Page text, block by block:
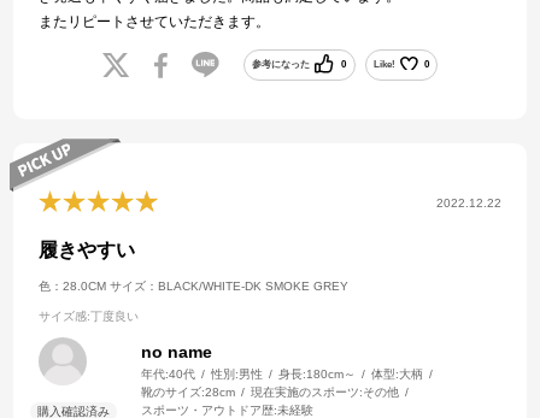
またリピートさせていただきます。
参考になった 0 Like! 0
2022.12.22
履きやすい
色：28.0CM サイズ：BLACK/WHITE-DK SMOKE GREY
サイズ感:丁度良い
no name
年代:40代 性別:男性 身長:180cm～ 体型:大柄
靴のサイズ:28cm 現在実施のスポーツ:その他
スポーツ・アウトドア歴:未経験